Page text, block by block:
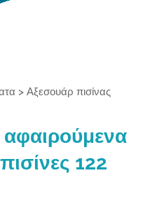
> Αξεσουάρ πισίνας
122